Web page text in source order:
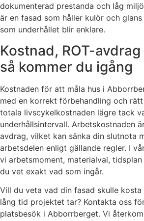
dokumenterad prestanda och låg
är en fasad som håller kulör och
som underhållet blir enklare.
Kostnad, ROT-
så kommer du igång
Kostnaden för att måla hus i
med en korrekt förbehandling och
totala livscykelkostnaden lägre tack
underhållsintervall. Arbetskostnaden
avdrag, vilket kan sänka din slutnota
arbetsdelen enligt gällande regler. I
vi arbetsmoment, materialval,
du vet exakt vad som ingår.
Vill du veta vad din fasad skulle
lång tid projektet tar? Kontakta oss
platsbesök i Abborrberget. Vi